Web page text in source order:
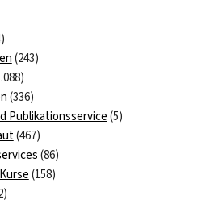
(243)
(336)
Publikationsservice (5)
(467)
(86)
(158)